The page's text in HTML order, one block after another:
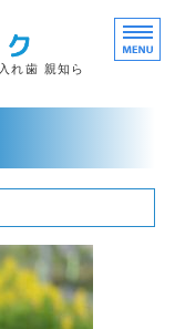
地域に愛さ
れ歯 親知ら